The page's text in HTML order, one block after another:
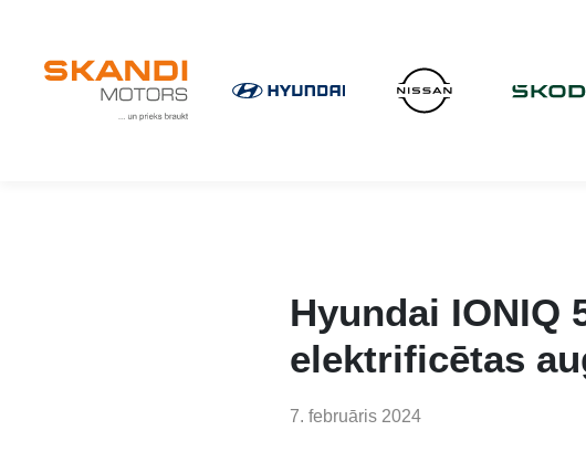
Uzzini vairāk
Hyundai IONIQ
elektrificētas
7. februāris 2024